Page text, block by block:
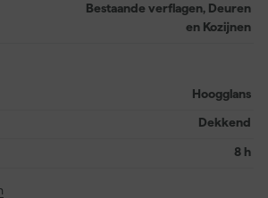
op terpentine- en waterbasis. Met een
per liter en een droogtijd van 8 uur tot het
Bestaande verflagen, Deuren
en Kozijnen
Hoogglans
Dekkend
8 h